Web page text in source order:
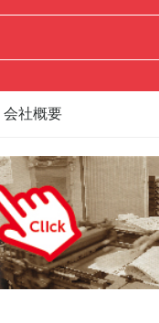
会社概要